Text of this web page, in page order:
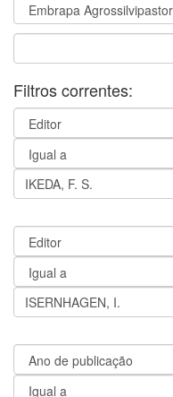
Filtros correntes: